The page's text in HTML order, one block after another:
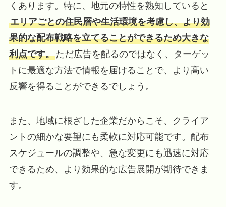
くあります。特に、地元の特性を熟知していると
エリアごとの住民層や生活環境を考慮し、より効
果的な配布戦略を立てることができるため大きな
利点です。ただ広告を配るのではなく、ターゲッ
トに最適な方法で情報を届けることで、より高い
反響を得ることができるでしょう。
また、地域に根ざした企業だからこそ、クライア
ントの細かな要望にも柔軟に対応可能です。配布
スケジュールの調整や、急な変更にも迅速に対応
できるため、より効果的な広告展開が期待できま
す。